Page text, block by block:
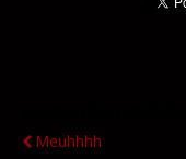
Meuhhhh